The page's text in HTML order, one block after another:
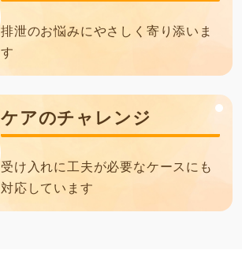
排泄のお悩みにやさしく寄り添いま
す
ケアのチャレンジ
受け入れに工夫が必要なケースにも
対応しています